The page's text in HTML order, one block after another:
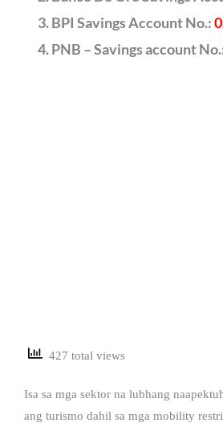
BPI Savings Account No.:
PNB – Savings account
427 total views
Isa sa mga sektor na lubhang
ang turismo dahil sa mga mobility